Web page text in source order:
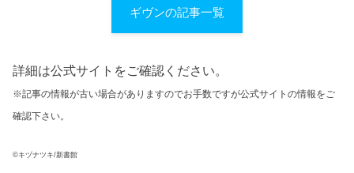
ギヴンの記事一覧
詳細は公式サイトをご確認ください。
※記事の情報が古い場合がありますのでお手数ですが公式サイトの情報をご
確認下さい。
©キヅナツキ/新書館